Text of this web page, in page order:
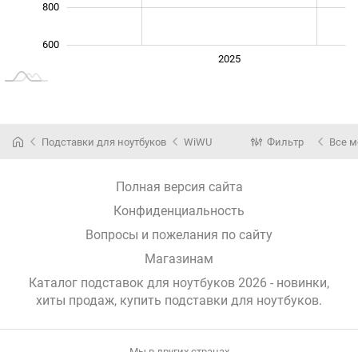
600
800
2025
Подставки для ноутбуков WiWU Фильтр Все
Полная версия сайта
Конфиденциальность
Вопросы и пожелания по сайту
Магазинам
Каталог подставок для ноутбуков 2026 - новинки,
хиты продаж, купить подставки для ноутбуков.